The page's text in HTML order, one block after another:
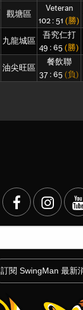
觀塘區
Veteran
102 : 51 (勝)
九龍城區
吾究仁打
49 : 65 (勝)
油尖旺區
餐飲聯
37 : 65 (負)